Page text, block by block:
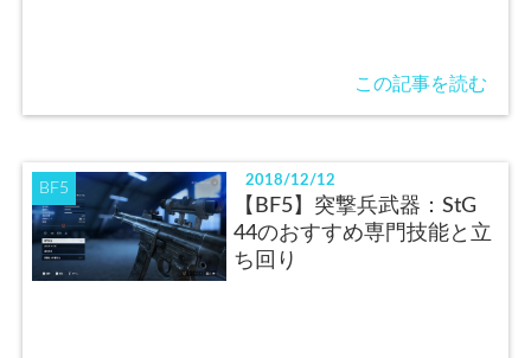
この記事を読む
BF5 2018/12/12
【BF5】突撃兵武器：StG
44のおすすめ専門技能と立
ち回り